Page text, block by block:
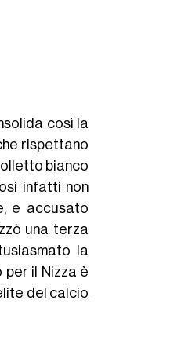
così la
rispettano
bianco
infatti non
e accusato
una terza
la
il Nizza è
del calcio